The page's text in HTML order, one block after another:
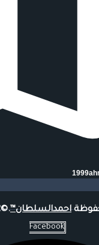
احمدالسلطان™.©2022
Facebook